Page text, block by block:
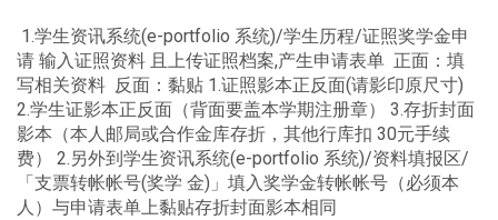
1.学生资讯系统(e-portfolio 系统)/学生历程/证照奖学金申
请 输入证照资料 且上传证照档案,产生申请表单 正面：填
写相关资料 反面：黏贴 1.证照影本正反面(请影印原尺寸)
2.学生证影本正反面（背面要盖本学期注册章） 3.存折封面
影本（本人邮局或合作金库存折，其他行库扣 30元手续
费） 2.另外到学生资讯系统(e-portfolio 系统)/资料填报区/
「支票转帐帐号(奖学 金)」填入奖学金转帐帐号（必须本
人）与申请表单上黏贴存折封面影本相同